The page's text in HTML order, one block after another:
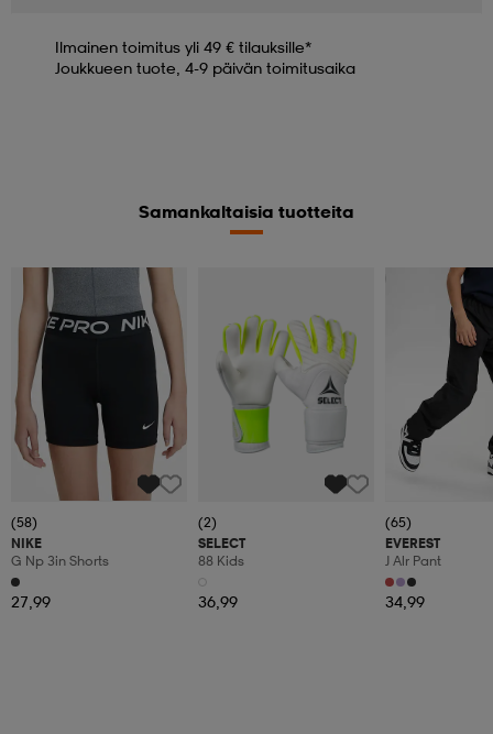
Ilmainen toimitus yli 49 € tilauksille*
Joukkueen tuote, 4-9 päivän toimitusaika
Samankaltaisia tuotteita
(58)
NIKE
G Np 3in Shorts
27,99
(2)
SELECT
88 Kids
36,99
Kampanja -25%
(65)
EVEREST
J Alr Pant
34,99